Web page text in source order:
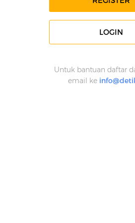
LOGIN
Untuk bantuan daftar
email ke